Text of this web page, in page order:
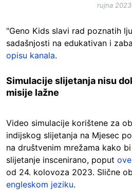
rujna 2023.
"Geno Kids slavi rad poznatih
sadašnjosti na edukativan i
opisu kanala.
Simulacije slijetanja nisu
misije lažne
Video simulacije korištene za
indijskog slijetanja na Mjesec
na društvenim mrežama kako
slijetanje inscenirano, poput
od 24. kolovoza 2023. Slične
engleskom jeziku.